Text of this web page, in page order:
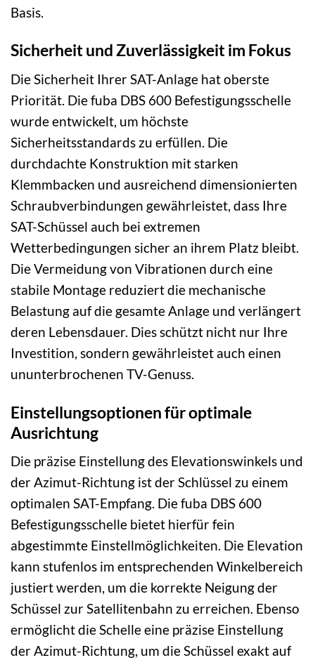
Basis.
Sicherheit und Zuverlässigkeit im Fokus
Die Sicherheit Ihrer SAT-Anlage hat oberste
Priorität. Die fuba DBS 600 Befestigungsschelle
wurde entwickelt, um höchste
Sicherheitsstandards zu erfüllen. Die
durchdachte Konstruktion mit starken
Klemmbacken und ausreichend dimensionierten
Schraubverbindungen gewährleistet, dass Ihre
SAT-Schüssel auch bei extremen
Wetterbedingungen sicher an ihrem Platz bleibt.
Die Vermeidung von Vibrationen durch eine
stabile Montage reduziert die mechanische
Belastung auf die gesamte Anlage und verlängert
deren Lebensdauer. Dies schützt nicht nur Ihre
Investition, sondern gewährleistet auch einen
ununterbrochenen TV-Genuss.
Einstellungsoptionen für optimale
Ausrichtung
Die präzise Einstellung des Elevationswinkels und
der Azimut-Richtung ist der Schlüssel zu einem
optimalen SAT-Empfang. Die fuba DBS 600
Befestigungsschelle bietet hierfür fein
abgestimmte Einstellmöglichkeiten. Die Elevation
kann stufenlos im entsprechenden Winkelbereich
justiert werden, um die korrekte Neigung der
Schüssel zur Satellitenbahn zu erreichen. Ebenso
ermöglicht die Schelle eine präzise Einstellung
der Azimut-Richtung, um die Schüssel exakt auf